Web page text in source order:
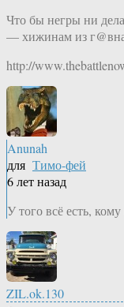
Что бы негры ни
— хижинам из
http://
Anunah
для Тимо-фей
6 лет назад
У того всё есть,
ZIL.ok.130